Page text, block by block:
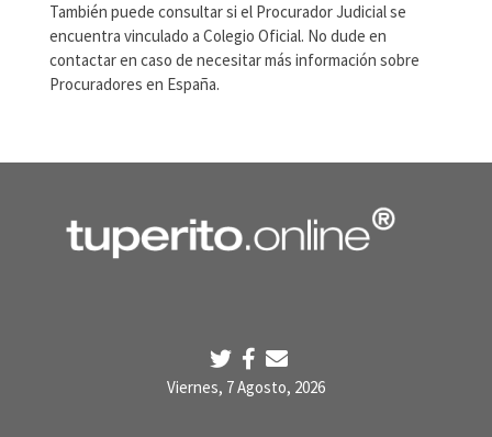
También puede consultar si el Procurador Judicial se
encuentra vinculado a Colegio Oficial. No dude en
contactar en caso de necesitar más información sobre
Procuradores en España.
Viernes, 7 Agosto, 2026